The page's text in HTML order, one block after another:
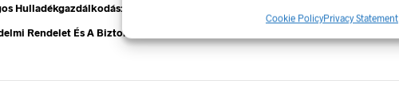
Cookie PolicyPrivacy Statement
Hulladékgazdálkodás: A Hulladékgyűjtő Jelek Fontossága
Rendelet És A Biztonsági Táblák: Az Ellenőrzés És Tudatosság Fontossága